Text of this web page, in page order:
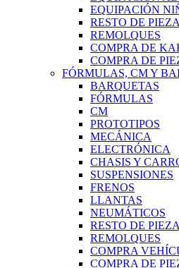
EQUIPACIÓN
RESTO DE
REMOLQUES
COMPRA DE
COMPRA DE
FÓRMULAS, CM Y
BARQUETAS
FÓRMULAS
CM
PROTOTIPOS
MECÁNICA
ELECTRÓNICA
CHASIS Y
SUSPENSIONES
FRENOS
LLANTAS
NEUMÁTICOS
RESTO DE
REMOLQUES
COMPRA
COMPRA DE